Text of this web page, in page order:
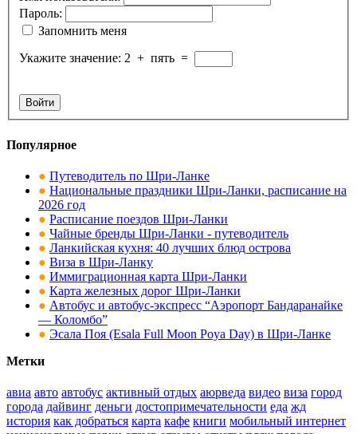
Пароль:
Запомнить меня
Укажите значение: 2 + пять =
Войти
Популярное
● Путеводитель по Шри-Ланке
● Национальные праздники Шри-Ланки, расписание на
2026 год
● Расписание поездов Шри-Ланки
● Чайные бренды Шри-Ланки - путеводитель
● Ланкийская кухня: 40 лучших блюд острова
● Виза в Шри-Ланку
● Иммиграционная карта Шри-Ланки
● Карта железных дорог Шри-Ланки
● Автобус и автобус-экспресс “Аэропорт Бандаранайке
— Коломбо”
● Эсала Поя (Esala Full Moon Poya Day) в Шри-Ланке
Метки
авиа авто автобус активный отдых аюрведа видео виза город
города дайвинг деньги достопримечательности еда жд
история как добраться карта кафе книги мобильный интернет